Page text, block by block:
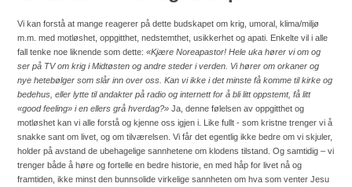
Vi kan forstå at mange reagerer på dette budskapet om krig, umoral, klima/miljø
m.m. med motløshet, oppgitthet, nedstemthet, usikkerhet og apati. Enkelte vil i alle
fall tenke noe liknende som dette: «Kjære Noreapastor! Hele uka hører vi om og
ser på TV om krig i Midtøsten og andre steder i verden. Vi hører om orkaner og
nye hetebølger som slår inn over oss. Kan vi ikke i det minste få komme til kirke og
bedehus, eller lytte til andakter på radio og internett for å bli litt oppstemt, få litt
«good feeling» i en ellers grå hverdag?» Ja, denne følelsen av oppgitthet og
motløshet kan vi alle forstå og kjenne oss igjen i. Like fullt - som kristne trenger vi å
snakke sant om livet, og om tilværelsen. Vi får det egentlig ikke bedre om vi skjuler,
holder på avstand de ubehagelige sannhetene om klodens tilstand. Og samtidig – vi
trenger både å høre og fortelle en bedre historie, en med håp for livet nå og
framtiden, ikke minst den bunnsolide virkelige sannheten om hva som venter Jesu